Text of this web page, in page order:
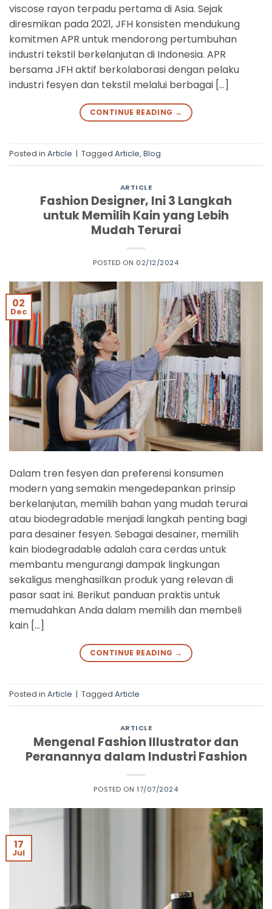
viscose rayon terpadu pertama di Asia. Sejak
diresmikan pada 2021, JFH konsisten mendukung
komitmen APR untuk mendorong pertumbuhan
industri tekstil berkelanjutan di Indonesia. APR
bersama JFH aktif berkolaborasi dengan pelaku
industri fesyen dan tekstil melalui berbagai […]
CONTINUE READING →
Posted in Article | Tagged Article, Blog
ARTICLE
Fashion Designer, Ini 3 Langkah
untuk Memilih Kain yang Lebih
Mudah Terurai
POSTED ON 02/12/2024
02
Dec
Dalam tren fesyen dan preferensi konsumen
modern yang semakin mengedepankan prinsip
berkelanjutan, memilih bahan yang mudah terurai
atau biodegradable menjadi langkah penting bagi
para desainer fesyen. Sebagai desainer, memilih
kain biodegradable adalah cara cerdas untuk
membantu mengurangi dampak lingkungan
sekaligus menghasilkan produk yang relevan di
pasar saat ini. Berikut panduan praktis untuk
memudahkan Anda dalam memilih dan membeli
kain […]
CONTINUE READING →
Posted in Article | Tagged Article
ARTICLE
Mengenal Fashion Illustrator dan
Peranannya dalam Industri Fashion
POSTED ON 17/07/2024
17
Jul